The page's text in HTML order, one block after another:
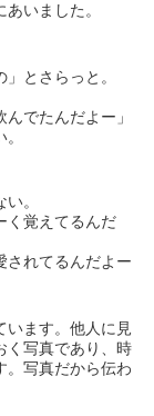
いました。
とさらっと。
でたんだよー」
。
く覚えてるんだ
されてるんだよー
います。他人に見
く写真であり、時
。写真だから伝わ